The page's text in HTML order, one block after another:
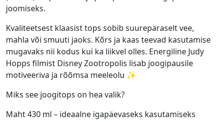
joomiseks.
Kvaliteetsest klaasist tops sobib suurepäraselt vee,
mahla või smuuti jaoks. Kõrs ja kaas teevad kasutamise
mugavaks nii kodus kui ka liikvel olles. Energiline Judy
Hopps filmist Disney Zootropolis lisab joogipausile
motiveeriva ja rõõmsa meeleolu ✨
Miks see joogitops on hea valik?
Maht 430 ml – ideaalne igapäevaseks kasutamiseks